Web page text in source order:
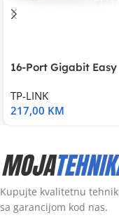
16-Port Gigabit Easy
TP-LINK
217,00 KM
Kupujte kvalitetnu
sa garancijom kod nas.